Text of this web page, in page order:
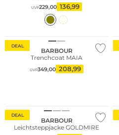
UVP229,00 136,99
DEAL
BARBOUR
Trenchcoat MAIA
UVP349,00 208,99
DEAL
BARBOUR
Leichtsteppjacke GOLDMIRE